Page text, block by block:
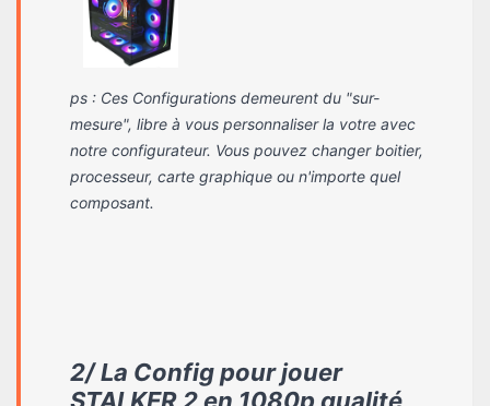
ps : Ces Configurations demeurent du "sur-
mesure", libre à vous personnaliser la votre avec
notre configurateur. Vous pouvez changer boitier,
processeur, carte graphique ou n'importe quel
composant.
2/ La Config pour jouer